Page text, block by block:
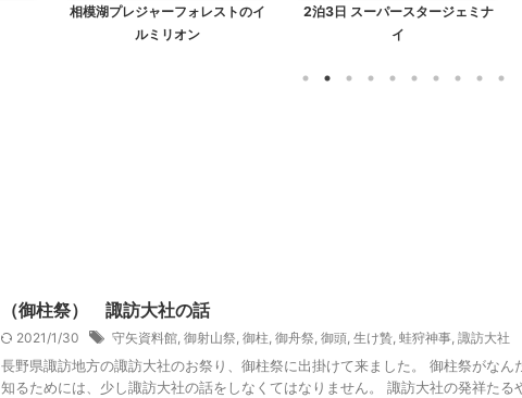
相模湖プレジャーフォレストのイ
ルミリオン
2泊3日 スーパースタージェミナ
イ
（御柱祭） 諏訪大社の話
2021/1/30 守矢資料館 御射山祭 御柱 御舟祭 御頭 生け贄 蛙狩神事 諏訪大社
長野県諏訪地方の諏訪大社のお祭り、御柱祭に出掛けて来ました。 御柱祭がなん
知るためには、少し諏訪大社の話をしなくてはなりません。 諏訪大社の発祥たる